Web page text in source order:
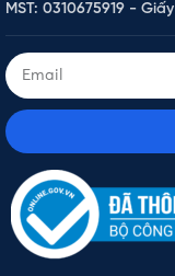
MST: 0310675919 -